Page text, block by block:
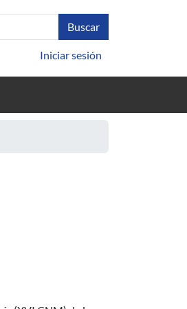
Iniciar sesión